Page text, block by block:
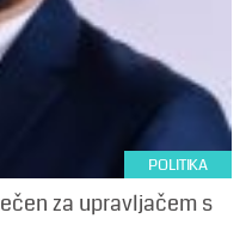
POLITIKA
za upravljačem s